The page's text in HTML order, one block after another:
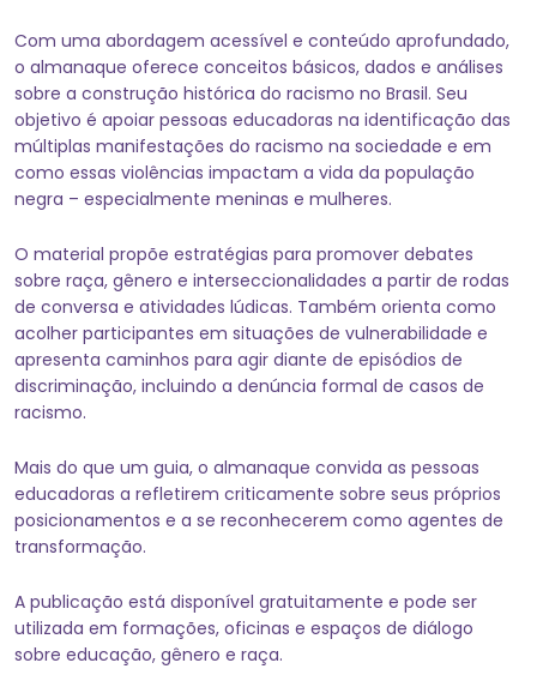
Com uma abordagem acessível e conteúdo aprofundado,
o almanaque oferece conceitos básicos, dados e análises
sobre a construção histórica do racismo no Brasil. Seu
objetivo é apoiar pessoas educadoras na identificação das
múltiplas manifestações do racismo na sociedade e em
como essas violências impactam a vida da população
negra – especialmente meninas e mulheres.
O material propõe estratégias para promover debates
sobre raça, gênero e interseccionalidades a partir de rodas
de conversa e atividades lúdicas. Também orienta como
acolher participantes em situações de vulnerabilidade e
apresenta caminhos para agir diante de episódios de
discriminação, incluindo a denúncia formal de casos de
racismo.
Mais do que um guia, o almanaque convida as pessoas
educadoras a refletirem criticamente sobre seus próprios
posicionamentos e a se reconhecerem como agentes de
transformação.
A publicação está disponível gratuitamente e pode ser
utilizada em formações, oficinas e espaços de diálogo
sobre educação, gênero e raça.